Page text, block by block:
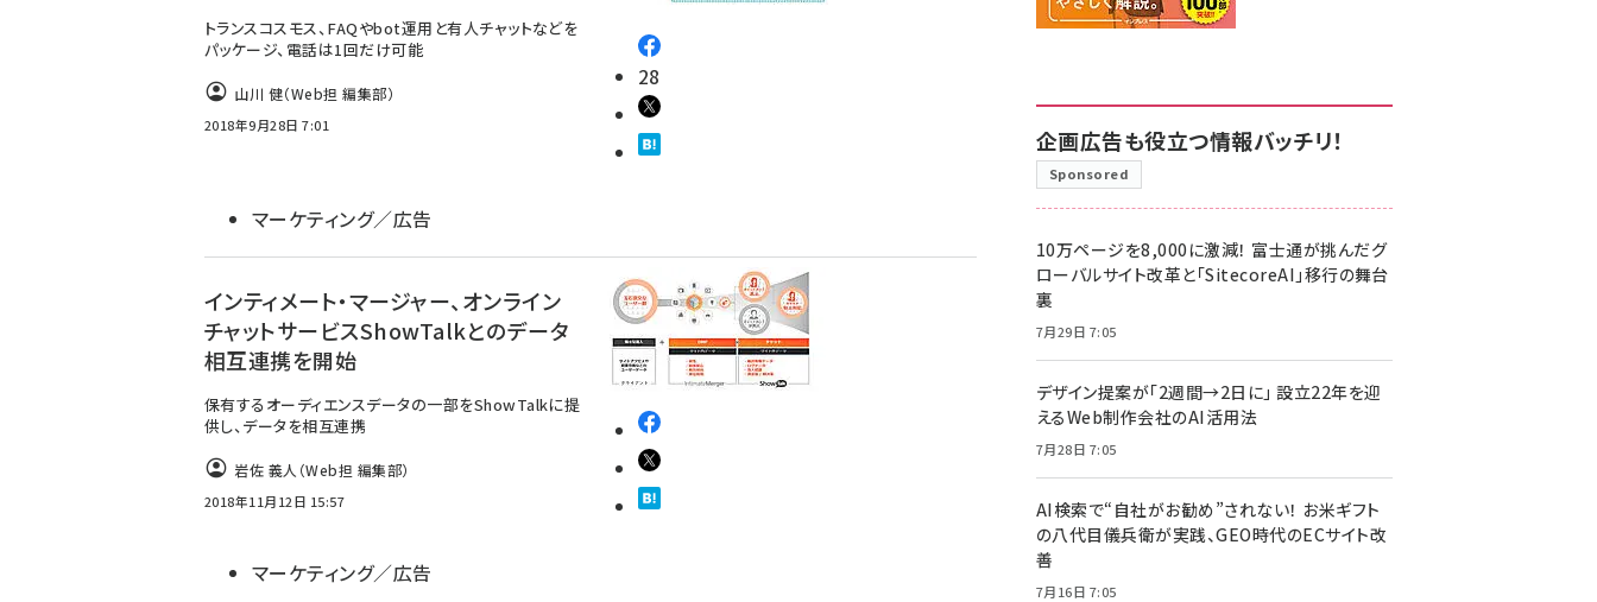
トランスコスモス、FAQやbot運用と有人チャットなどを
パッケージ、電話は1回だけ可能
山川 健（Web担 編集部）
2018年9月28日 7:01
28
マーケティング／広告
インティメート・マージャー、オンライン
チャットサービスShowTalkとのデータ
相互連携を開始
保有するオーディエンスデータの一部をShowTalkに提
供し、データを相互連携
岩佐 義人（Web担 編集部）
2018年11月12日 15:57
マーケティング／広告
企画広告も役立つ情報バッチリ！
Sponsored
10万ページを8,000に激減！ 富士通が挑んだグ
ローバルサイト改革と「SitecoreAI」移行の舞台
裏
7月29日 7:05
デザイン提案が「2週間→2日に」 設立22年を迎
えるWeb制作会社のAI活用法
7月28日 7:05
AI検索で“自社がお勧め”されない！ お米ギフト
の八代目儀兵衛が実践、GEO時代のECサイト改
善
7月16日 7:05